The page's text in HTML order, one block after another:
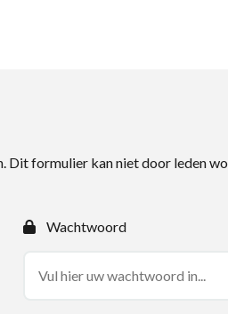
formulier kan niet door leden
Wachtwoord